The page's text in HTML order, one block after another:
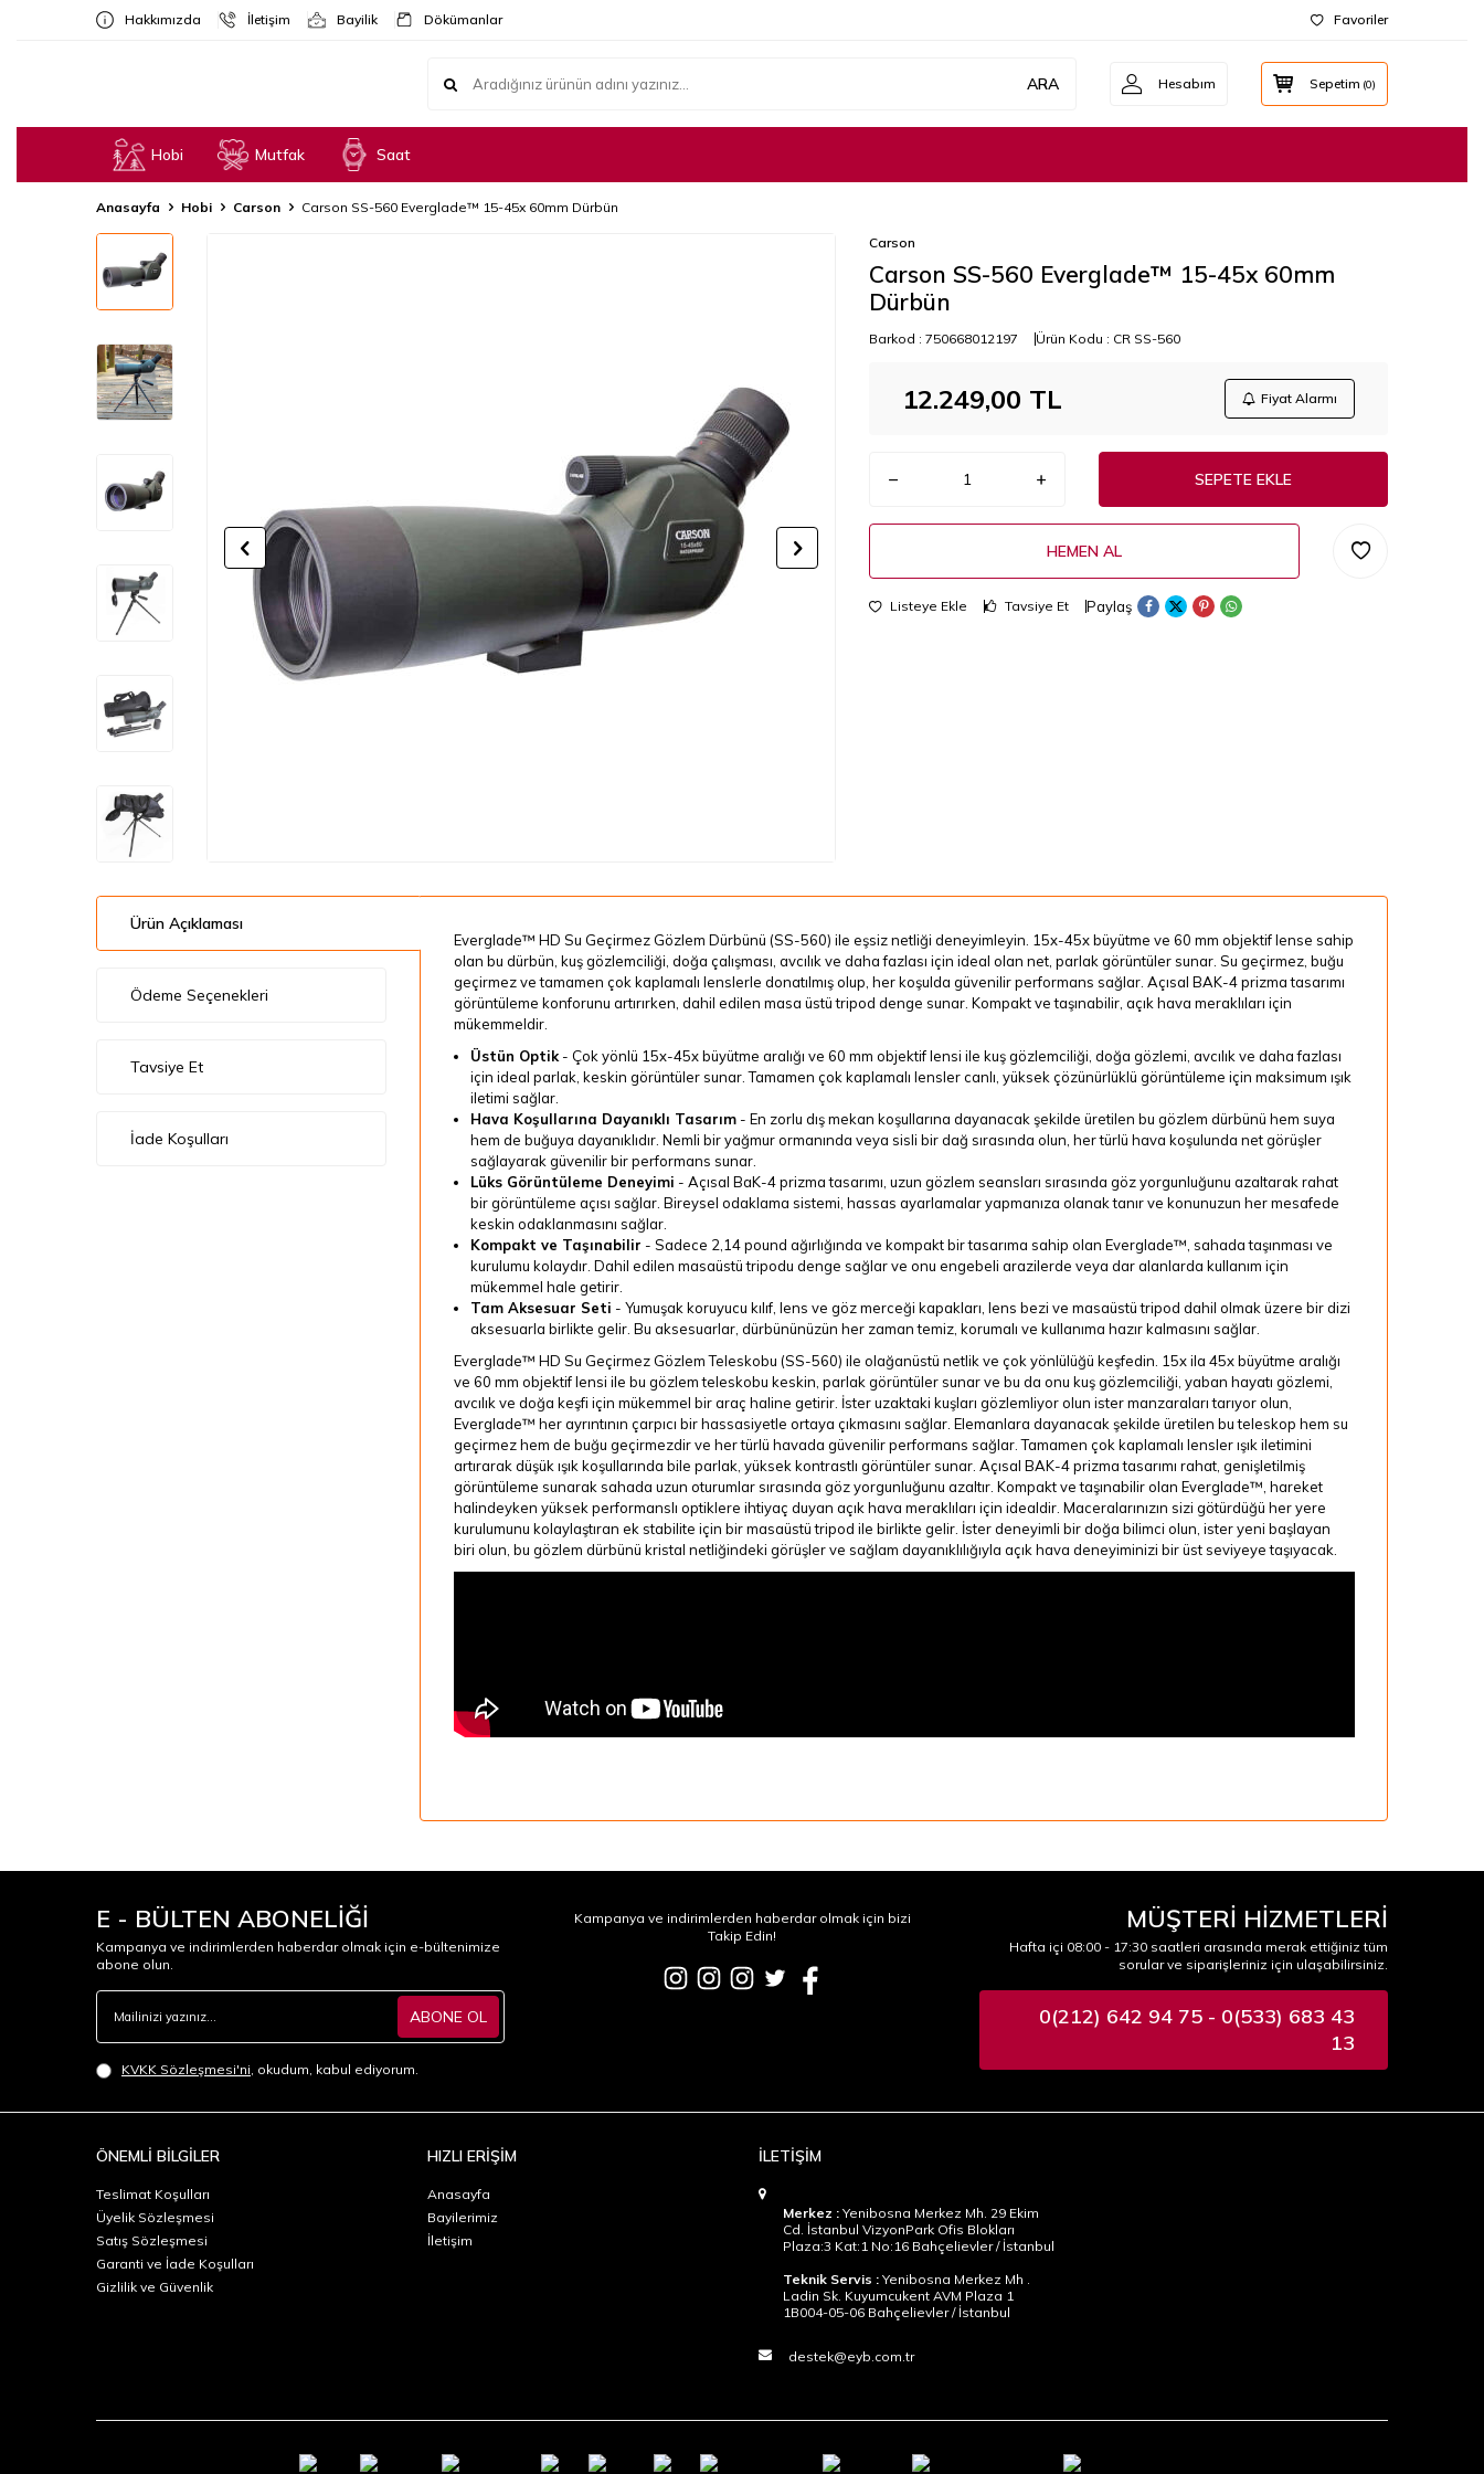
Hakkımızda İletişim Bayilik Dökümanlar Favoriler
ARA Hesabım Sepetim (0)
Hobi Mutfak Saat
Anasayfa Hobi Carson Carson SS-560 Everglade™ 15-45x 60mm Dürbün
Carson
Carson SS-560 Everglade™ 15-45x 60mm
Dürbün
Barkod : 750668012197 Ürün Kodu : CR SS-560
12.249,00 TL Fiyat Alarmı
SEPETE EKLE
HEMEN AL
Listeye Ekle Tavsiye Et Paylaş
Ürün Açıklaması
Ödeme Seçenekleri
Tavsiye Et
İade Koşulları
Everglade™ HD Su Geçirmez Gözlem Dürbünü (SS-560) ile eşsiz netliği deneyimleyin. 15x-45x büyütme ve 60 mm objektif lense sahip
olan bu dürbün, kuş gözlemciliği, doğa çalışması, avcılık ve daha fazlası için ideal olan net, parlak görüntüler sunar. Su geçirmez, buğu
geçirmez ve tamamen çok kaplamalı lenslerle donatılmış olup, her koşulda güvenilir performans sağlar. Açısal BAK-4 prizma tasarımı
görüntüleme konforunu artırırken, dahil edilen masa üstü tripod denge sunar. Kompakt ve taşınabilir, açık hava meraklıları için
mükemmeldir.
Üstün Optik - Çok yönlü 15x-45x büyütme aralığı ve 60 mm objektif lensi ile kuş gözlemciliği, doğa gözlemi, avcılık ve daha fazlası
için ideal parlak, keskin görüntüler sunar. Tamamen çok kaplamalı lensler canlı, yüksek çözünürlüklü görüntüleme için maksimum ışık
iletimi sağlar.
Hava Koşullarına Dayanıklı Tasarım - En zorlu dış mekan koşullarına dayanacak şekilde üretilen bu gözlem dürbünü hem suya
hem de buğuya dayanıklıdır. Nemli bir yağmur ormanında veya sisli bir dağ sırasında olun, her türlü hava koşulunda net görüşler
sağlayarak güvenilir bir performans sunar.
Lüks Görüntüleme Deneyimi - Açısal BaK-4 prizma tasarımı, uzun gözlem seansları sırasında göz yorgunluğunu azaltarak rahat
bir görüntüleme açısı sağlar. Bireysel odaklama sistemi, hassas ayarlamalar yapmanıza olanak tanır ve konunuzun her mesafede
keskin odaklanmasını sağlar.
Kompakt ve Taşınabilir - Sadece 2,14 pound ağırlığında ve kompakt bir tasarıma sahip olan Everglade™, sahada taşınması ve
kurulumu kolaydır. Dahil edilen masaüstü tripodu denge sağlar ve onu engebeli arazilerde veya dar alanlarda kullanım için
mükemmel hale getirir.
Tam Aksesuar Seti - Yumuşak koruyucu kılıf, lens ve göz merceği kapakları, lens bezi ve masaüstü tripod dahil olmak üzere bir dizi
aksesuarla birlikte gelir. Bu aksesuarlar, dürbününüzün her zaman temiz, korumalı ve kullanıma hazır kalmasını sağlar.
Everglade™ HD Su Geçirmez Gözlem Teleskobu (SS-560) ile olağanüstü netlik ve çok yönlülüğü keşfedin. 15x ila 45x büyütme aralığı
ve 60 mm objektif lensi ile bu gözlem teleskobu keskin, parlak görüntüler sunar ve bu da onu kuş gözlemciliği, yaban hayatı gözlemi,
avcılık ve doğa keşfi için mükemmel bir araç haline getirir. İster uzaktaki kuşları gözlemliyor olun ister manzaraları tarıyor olun,
Everglade™ her ayrıntının çarpıcı bir hassasiyetle ortaya çıkmasını sağlar. Elemanlara dayanacak şekilde üretilen bu teleskop hem su
geçirmez hem de buğu geçirmezdir ve her türlü havada güvenilir performans sağlar. Tamamen çok kaplamalı lensler ışık iletimini
artırarak düşük ışık koşullarında bile parlak, yüksek kontrastlı görüntüler sunar. Açısal BAK-4 prizma tasarımı rahat, genişletilmiş
görüntüleme sunarak sahada uzun oturumlar sırasında göz yorgunluğunu azaltır. Kompakt ve taşınabilir olan Everglade™, hareket
halindeyken yüksek performanslı optiklere ihtiyaç duyan açık hava meraklıları için idealdir. Maceralarınızın sizi götürdüğü her yere
kurulumunu kolaylaştıran ek stabilite için bir masaüstü tripod ile birlikte gelir. İster deneyimli bir doğa bilimci olun, ister yeni başlayan
biri olun, bu gözlem dürbünü kristal netliğindeki görüşler ve sağlam dayanıklılığıyla açık hava deneyiminizi bir üst seviyeye taşıyacak.
E - BÜLTEN ABONELİĞİ
Kampanya ve indirimlerden haberdar olmak için e-bültenimize
abone olun.
ABONE OL
KVKK Sözleşmesi'ni, okudum, kabul ediyorum.
Kampanya ve indirimlerden haberdar olmak için bizi
Takip Edin!
MÜŞTERİ HİZMETLERİ
Hafta içi 08:00 - 17:30 saatleri arasında merak ettiğiniz tüm
sorular ve siparişleriniz için ulaşabilirsiniz.
0(212) 642 94 75 - 0(533) 683 43
13
ÖNEMLİ BİLGİLER
Teslimat Koşulları
Üyelik Sözleşmesi
Satış Sözleşmesi
Garanti ve İade Koşulları
Gizlilik ve Güvenlik
HIZLI ERİŞİM
Anasayfa
Bayilerimiz
İletişim
İLETİŞİM
Merkez : Yenibosna Merkez Mh. 29 Ekim
Cd. İstanbul VizyonPark Ofis Blokları
Plaza:3 Kat:1 No:16 Bahçelievler / İstanbul
Teknik Servis : Yenibosna Merkez Mh .
Ladin Sk. Kuyumcukent AVM Plaza 1
1B004-05-06 Bahçelievler / İstanbul
destek@eyb.com.tr